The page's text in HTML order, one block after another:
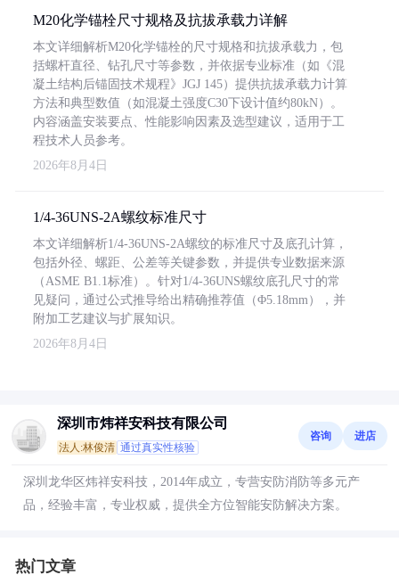
M20化学锚栓尺寸规格及抗拔承载力详解
本文详细解析M20化学锚栓的尺寸规格和抗拔承载力，包
括螺杆直径、钻孔尺寸等参数，并依据专业标准（如《混
凝土结构后锚固技术规程》JGJ 145）提供抗拔承载力计算
方法和典型数值（如混凝土强度C30下设计值约80kN）。
内容涵盖安装要点、性能影响因素及选型建议，适用于工
程技术人员参考。
2026年8月4日
1/4-36UNS-2A螺纹标准尺寸
本文详细解析1/4-36UNS-2A螺纹的标准尺寸及底孔计算，
包括外径、螺距、公差等关键参数，并提供专业数据来源
（ASME B1.1标准）。针对1/4-36UNS螺纹底孔尺寸的常
见疑问，通过公式推导给出精确推荐值（Φ5.18mm），并
附加工艺建议与扩展知识。
2026年8月4日
深圳市炜祥安科技有限公司
法人:林俊清 通过真实性核验
咨询 进店
深圳龙华区炜祥安科技，2014年成立，专营安防消防等多元产
品，经验丰富，专业权威，提供全方位智能安防解决方案。
热门文章